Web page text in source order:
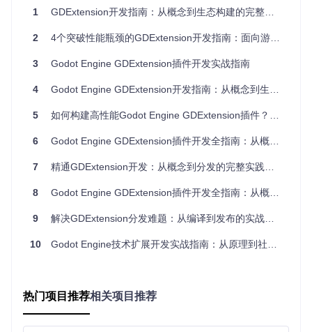
2 场景实践：从原型验证到商业项目的落地路径
在项目初期，GDExtension可通过最小化验证单元加速技术选
型。实践中可采用"接口定义-功能实现-性能基准"的三步验证
法：首先在GDScript中定义扩展接口，然后用C++实现核心功
升。
对于物理引擎扩展、高级渲染效果等复杂场景，建议先构建独
础上实现自定义碰撞检测算法，通过对比内置物理引擎的帧率
低后期重构风险。
2.2 生产环境：工程化实践指南
进入生产阶段后，需建立完善的工程化体系。推荐采用"源码
组织-构建流程-测试策略"三位一体的管理模式：源码按功能划
略则结合单元测试（tests/core/）和场景测试双重验证。
性能调优是生产环境的关键环节。通过core/debugger/模块提
供的性能分析工具，重点关注内存分配、函数调用频率和线程
1 GDExtension开发指南：从概念到生态构建的完整路径
2 4个突破性能瓶颈的GDExtension开发指南：面向游戏开发者的插件化解决方案
3 Godot Engine GDExtension插件开发实战指南
4 Godot Engine GDExtension开发指南：从概念到生态建设
5 如何构建高性能Godot Engine GDExtension插件？从开发到分发的全流程指南
6 Godot Engine GDExtension插件开发全指南：从概念到生态实践
7 精通GDExtension开发：从概念到分发的完整实践指南
8 Godot Engine GDExtension插件开发全指南：从概念到工程化实践
9 解决GDExtension分发难题：从编译到发布的实战指南
10 Godot Engine技术扩展开发实战指南：从原理到社区运营
热门项目推荐相关项目推荐